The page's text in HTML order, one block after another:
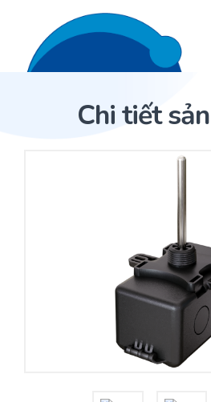
Trang Chủ
Nhà phân phối cảm biến
Nhà sản xuất thiết bị điều
Cung cấp giải pháp quản lý
Bảo trì – Bảo dưỡng hệ thống
Chi tiết
Sản phẩm